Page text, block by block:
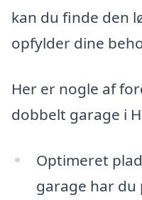
kan du finde den
opfylder dine
Her er nogle af
dobbelt garage i
Optimeret
garage har du